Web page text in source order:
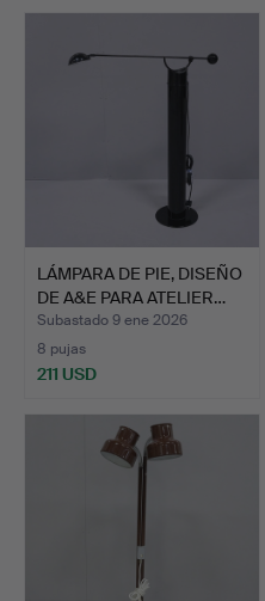
LÁMPARA DE PIE, DISEÑO
DE A&E PARA ATELIER…
Subastado 9 ene 2026
8 pujas
211 USD